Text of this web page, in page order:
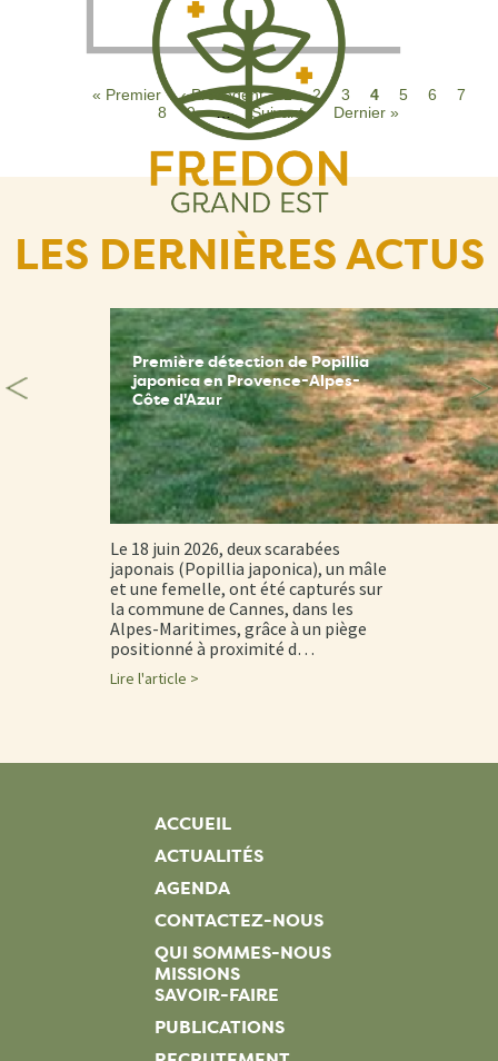
PaginationFirst
« Premier
Page
précédente
‹ Précédent Page
1 Page
2 Page
3 Page
4 Page
5 Page
6 Page
7
8
Page
9 …
Page
suivante
Suivant ›
Dernière
Dernier »
LES DERNIÈRES ACTUS
Première détection de Popillia
japonica en Provence-Alpes-
Côte d'Azur
Le 18 juin 2026, deux scarabées
japonais (Popillia japonica), un mâle
et une femelle, ont été capturés sur
la commune de Cannes, dans les
Alpes-Maritimes, grâce à un piège
positionné à proximité d…
Lire l'article >
ACCUEIL
ACTUALITÉS
AGENDA
CONTACTEZ-NOUS
QUI SOMMES-NOUS
MISSIONS
SAVOIR-FAIRE
PUBLICATIONS